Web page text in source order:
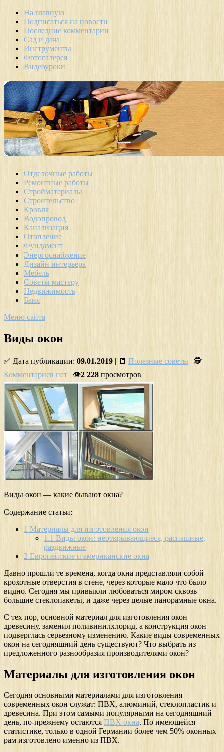
На главную
Подписаться на новости
Последние комментарии
Сад и дача
Инструменты
Фотогалерея
Видеоуроки
Отделочные работы
Ремонтные работы
Стройматериалы
Строительство
Кровля
Водопровод
Канализация
Отопление
Фундамент
Энергоснабжение
Дизайн интерьера
Мебель
Советы мастеру
Недвижимость
Баня
Меню сайта
Виды окон
✅ Дата публикации: 09.01.2019 | 📒 Полезные советы | 🕵
Комментариев нет | 👁2 228 просмотров
Виды окон — какие бывают окна?
Содержание статьи:
1 Материалы для изготовления окон
1.1 Виды окон: неоткрывающиеся, распашные,
раздвижные
2 Европейские и американские окна
Давно прошли те времена, когда окна представляли собой
крохотные отверстия в стене, через которые мало что было
видно. Сегодня мы привыкли любоваться миром сквозь
большие стеклопакеты, и даже через целые панорамные окна.
С тех пор, основной материал для изготовления окон —
древесину, заменил поливинилхлорид, а конструкция окон
подверглась серьезному изменению. Какие виды современных
окон на сегодняшний день существуют? Что выбрать из
предложенного разнообразия производителями окон?
Материалы для изготовления окон
Сегодня основными материалами для изготовления
современных окон служат: ПВХ, алюминий, стеклопластик и
древесина. При этом самыми популярными на сегодняшний
день, по-прежнему остаются ПВХ окна. По имеющейся
статистике, только в одной Германии более чем 50% оконных
рам изготовлено именно из ПВХ.